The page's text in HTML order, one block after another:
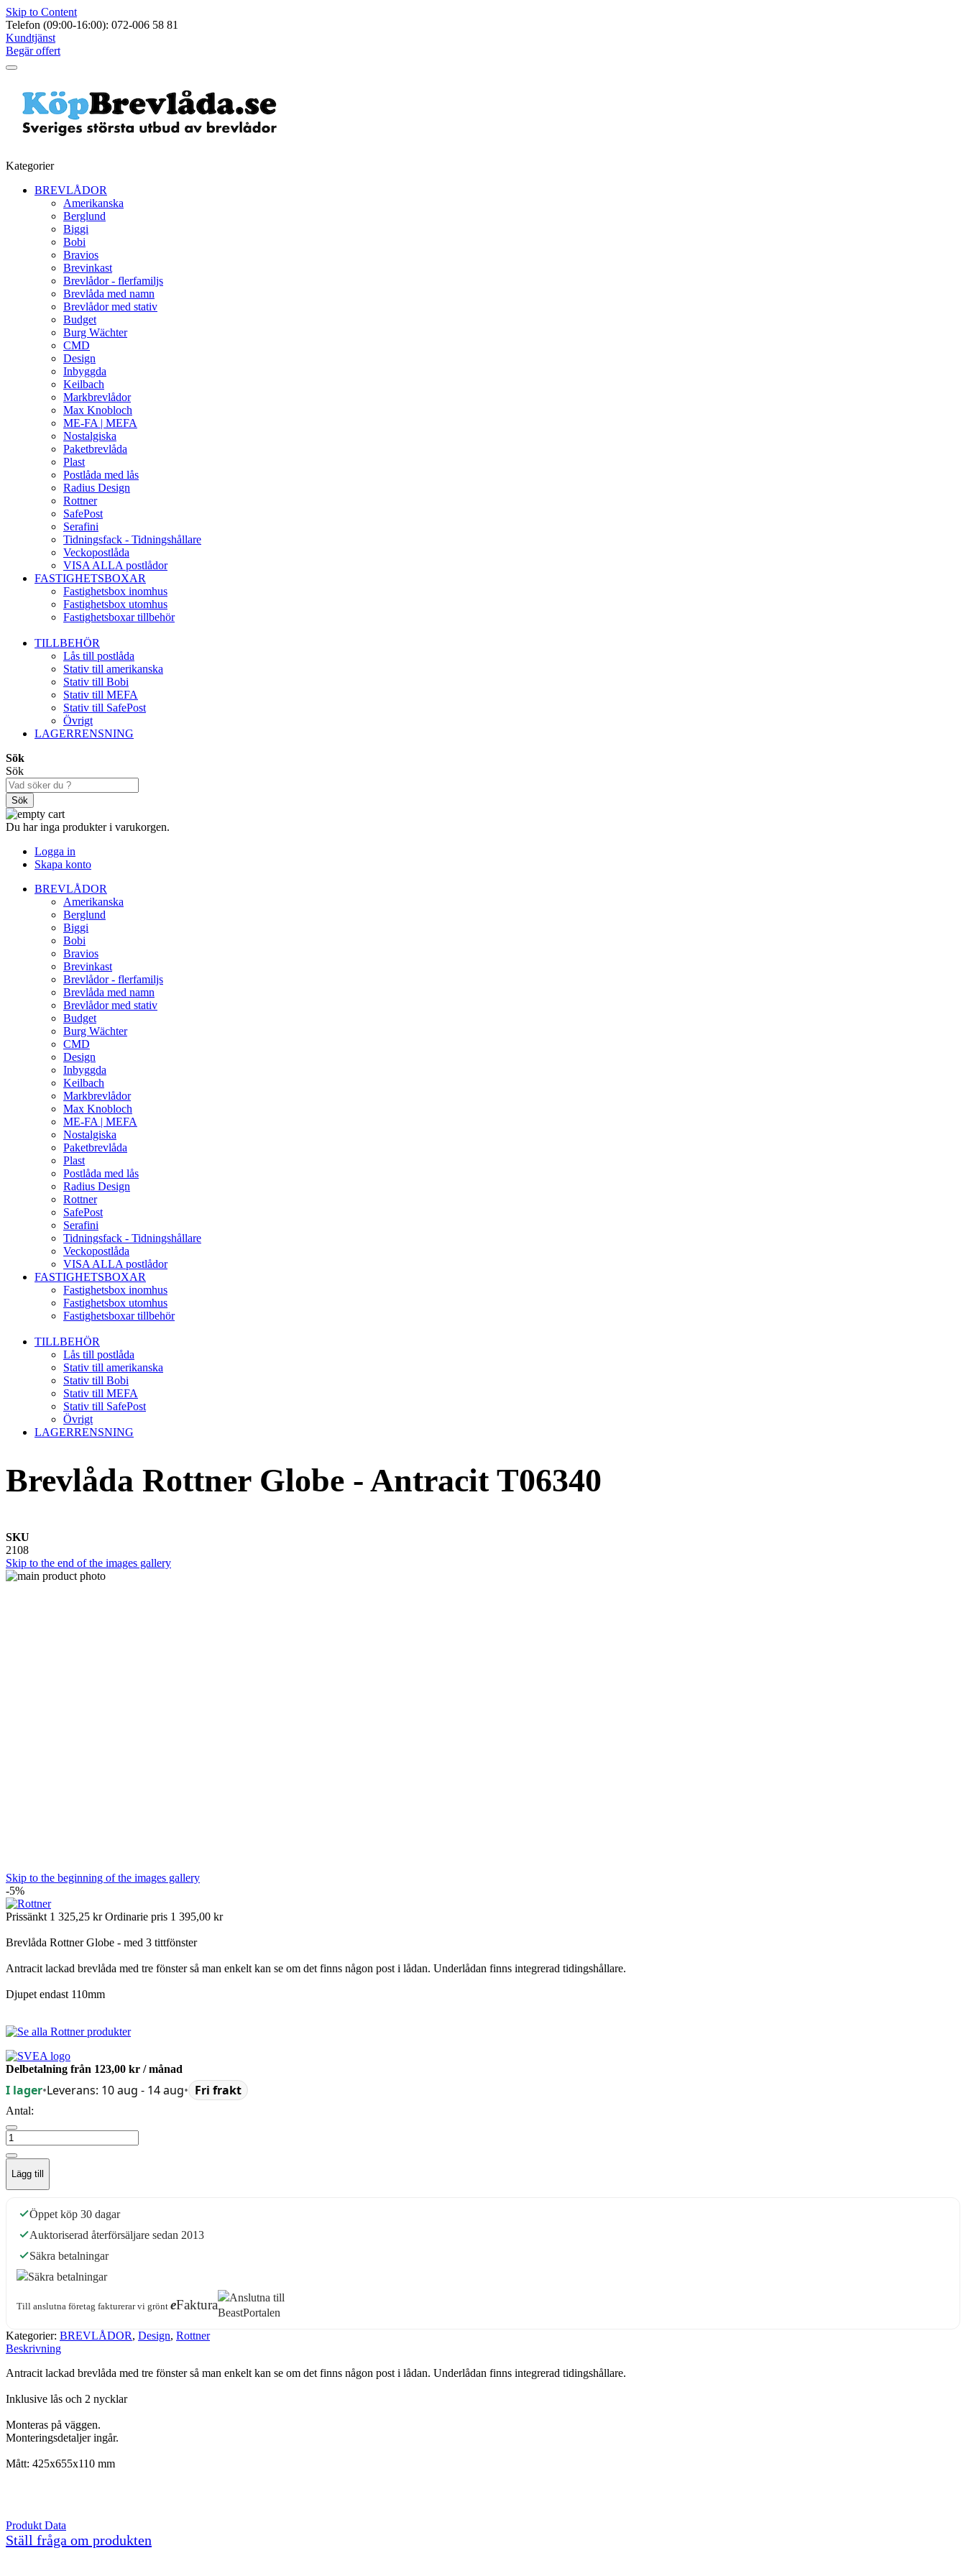
Skip to Content
Telefon (09:00-16:00): 072-006 58 81
Kundtjänst
Begär offert
Kategorier
BREVLÅDOR
Amerikanska
Berglund
Biggi
Bobi
Bravios
Brevinkast
Brevlådor - flerfamiljs
Brevlåda med namn
Brevlådor med stativ
Budget
Burg Wächter
CMD
Design
Inbyggda
Keilbach
Markbrevlådor
Max Knobloch
ME-FA | MEFA
Nostalgiska
Paketbrevlåda
Plast
Postlåda med lås
Radius Design
Rottner
SafePost
Serafini
Tidningsfack - Tidningshållare
Veckopostlåda
VISA ALLA postlådor
FASTIGHETSBOXAR
Fastighetsbox inomhus
Fastighetsbox utomhus
Fastighetsboxar tillbehör
TILLBEHÖR
Lås till postlåda
Stativ till amerikanska
Stativ till Bobi
Stativ till MEFA
Stativ till SafePost
Övrigt
LAGERRENSNING
Sök
Sök
Sök
Du har inga produkter i varukorgen.
Logga in
Skapa konto
BREVLÅDOR
Amerikanska
Berglund
Biggi
Bobi
Bravios
Brevinkast
Brevlådor - flerfamiljs
Brevlåda med namn
Brevlådor med stativ
Budget
Burg Wächter
CMD
Design
Inbyggda
Keilbach
Markbrevlådor
Max Knobloch
ME-FA | MEFA
Nostalgiska
Paketbrevlåda
Plast
Postlåda med lås
Radius Design
Rottner
SafePost
Serafini
Tidningsfack - Tidningshållare
Veckopostlåda
VISA ALLA postlådor
FASTIGHETSBOXAR
Fastighetsbox inomhus
Fastighetsbox utomhus
Fastighetsboxar tillbehör
TILLBEHÖR
Lås till postlåda
Stativ till amerikanska
Stativ till Bobi
Stativ till MEFA
Stativ till SafePost
Övrigt
LAGERRENSNING
Brevlåda Rottner Globe - Antracit T06340
SKU
2108
Skip to the end of the images gallery
Skip to the beginning of the images gallery
-5%
Prissänkt 1 325,25 kr Ordinarie pris 1 395,00 kr
Brevlåda Rottner Globe - med 3 tittfönster
Antracit lackad brevlåda med tre fönster så man enkelt kan se om det finns någon post i lådan. Underlådan finns integrerad tidingshållare.
Djupet endast 110mm
Delbetalning från 123,00 kr / månad
I lager•Leverans: 10 aug - 14 aug• Fri frakt
Antal:
Lägg till
Öppet köp 30 dagar
Auktoriserad återförsäljare sedan 2013
Säkra betalningar
Till anslutna företag fakturerar vi grönt eFaktura
Kategorier: BREVLÅDOR, Design, Rottner
Beskrivning
Antracit lackad brevlåda med tre fönster så man enkelt kan se om det finns någon post i lådan. Underlådan finns integrerad tidingshållare.
Inklusive lås och 2 nycklar
Monteras på väggen.
Monteringsdetaljer ingår.
Mått: 425x655x110 mm
Produkt Data
Ställ fråga om produkten